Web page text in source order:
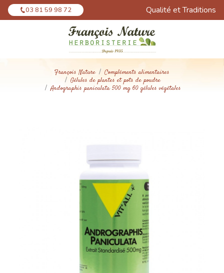
03 81 59 98 72 Qualité et Traditions
François Nature
Compléments alimentaires
Gélules de plantes et pots de poudre
Andographis paniculata 500 mg 60 gélules végétales
Panneau de gestion des cookies